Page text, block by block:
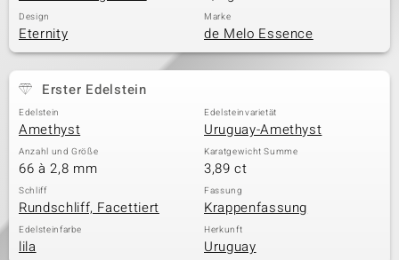
Design
Eternity
Marke
de Melo Essence
Erster Edelstein
Edelstein
Amethyst
Edelsteinvarietät
Uruguay-Amethyst
Anzahl und Größe
66 à 2,8 mm
Karatgewicht Summe
3,89 ct
Schliff
Rundschliff, Facettiert
Fassung
Krappenfassung
Edelsteinfarbe
lila
Herkunft
Uruguay